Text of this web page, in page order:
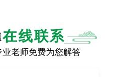
在线联系
老师免费为您解答